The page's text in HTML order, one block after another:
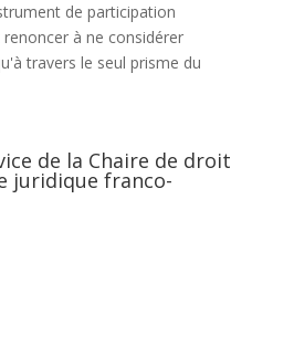
de participation
à ne considérer
travers le seul prisme du
de la Chaire de droit
juridique franco-